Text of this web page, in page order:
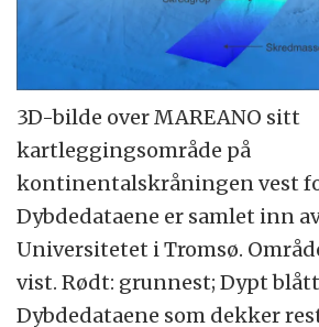
3D-bilde over MAREANO sitt
kartleggingsområde på
kontinentalskråningen vest
Dybdedataene er samlet inn
Universitetet i Tromsø.
vist. Rødt: grunnest; Dypt
Dybdedataene som dekker